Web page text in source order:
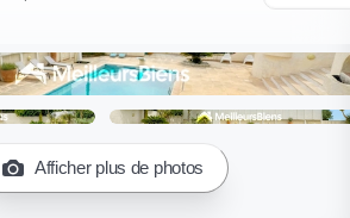
Afficher plus de photos